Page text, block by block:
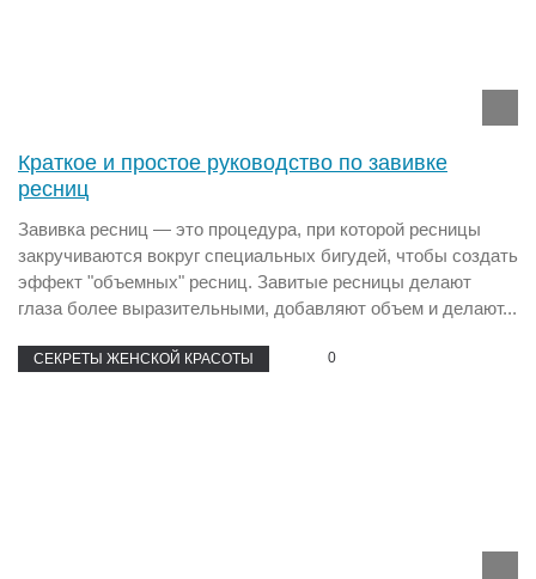
Краткое и простое руководство по завивке
ресниц
Завивка ресниц — это процедура, при которой ресницы
закручиваются вокруг специальных бигудей, чтобы создать
эффект "объемных" ресниц. Завитые ресницы делают
глаза более выразительными, добавляют объем и делают...
СЕКРЕТЫ ЖЕНСКОЙ КРАСОТЫ 0